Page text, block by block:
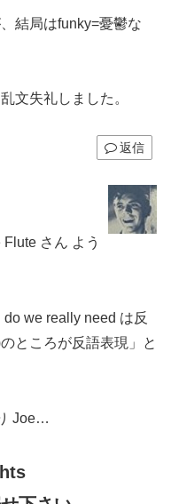
結局はfunky=憂鬱な
文失礼しました。
返信
さん よう
we really need は反
ところが反語表現」と
Joe…